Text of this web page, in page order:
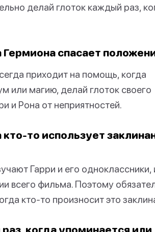
делай глоток каждый раз,
спасает
приходит на помощь, когда
или магию, делай глоток своего
и Рона от неприятностей.
то использует
Гарри и его одноклассники,
всего фильма. Поэтому
кто-то произносит это
когда упоминается или